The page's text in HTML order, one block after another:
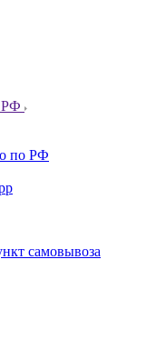
РФ
по РФ
самовывоза